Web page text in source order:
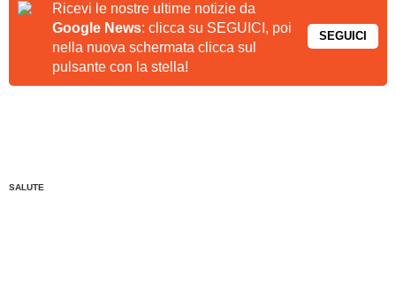
Ricevi le nostre ultime notizie da
Google News: clicca su SEGUICI, poi
nella nuova schermata clicca sul
pulsante con la stella!
SEGUICI
SALUTE